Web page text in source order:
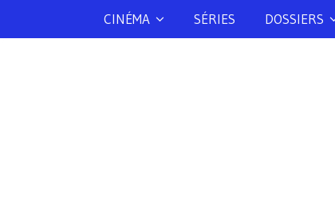
CINÉMA SÉRIES DOSSIERS